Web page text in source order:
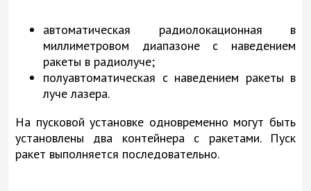
автоматическая радиолокационная в
миллиметровом диапазоне с наведением
ракеты в радиолуче;
полуавтоматическая с наведением ракеты в
луче лазера.
На пусковой установке одновременно могут быть
установлены два контейнера с ракетами. Пуск
ракет выполняется последовательно.